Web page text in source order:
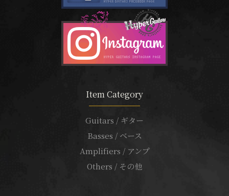
Item Category
Guitars / ギター
Basses / ベース
Amplifiers / アンプ
Others / その他